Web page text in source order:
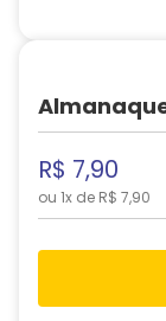
R$ 7,90
ou 1x de R$ 7,90